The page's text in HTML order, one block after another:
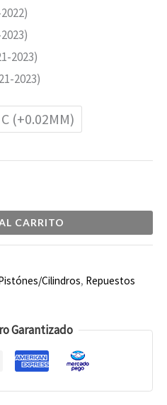
2023)
2023)
C (+0.02MM)
CARRITO
Cilindros, Repuestos
Garantizado